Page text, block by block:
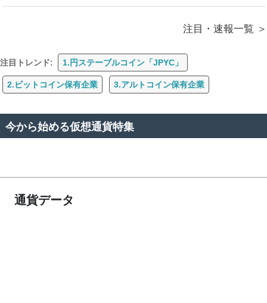
注目・速報一覧
注目トレンド: 1.円ステーブルコイン「JPYC」
2.ビットコイン保有企業 3.アルトコイン保有企業
今から始める仮想通貨特集
通貨データ